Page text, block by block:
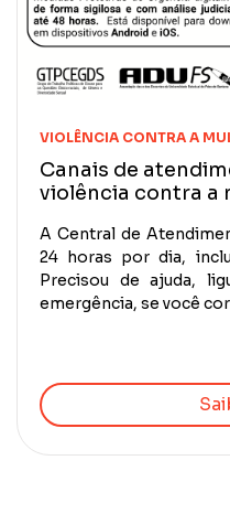
VIOLÊNCIA CONTRA A
Canais de
violência contra a
A Central de
24 horas por dia,
Precisou de ajuda,
emergência, se você